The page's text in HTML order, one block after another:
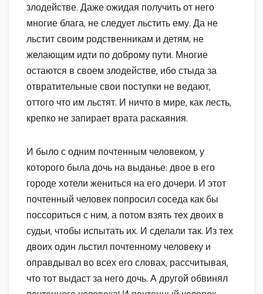
злодействе. Даже ожидая получить от него
многие блага, не следует льстить ему. Да не
льстит своим родственникам и детям, не
желающим идти по доброму пути. Многие
остаются в своем злодействе, ибо стыда за
отвратительные свои поступки не ведают,
оттого что им льстят. И ничто в мире, как лесть,
крепко не запирает врата раскаяния.
И было с одним почтенным человеком, у
которого была дочь на выданье: двое в его
городе хотели жениться на его дочери. И этот
почтенный человек попросил соседа как бы
поссориться с ним, а потом взять тех двоих в
судьи, чтобы испытать их. И сделали так. Из тех
двоих один льстил почтенному человеку и
оправдывал во всех его словах, рассчитывая,
что тот выдаст за него дочь. А другой обвинял